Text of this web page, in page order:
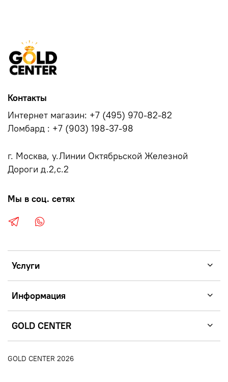
Услуги
Информация
GOLD CENTER
Контакты
Интернет магазин: +7 (495) 970-82-82
Ломбард : +7 (903) 198-37-98
г. Москва, у.Линии Октябрьской Железной
Дороги д.2,с.2
Мы в соц. сетях
GOLD CENTER 2026